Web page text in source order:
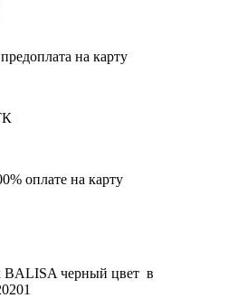
на карту
оплате на карту
BALISA черный цвет в